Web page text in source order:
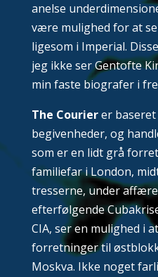
anelse
være mulighed for at
ligesom i Imperial.
jeg ikke ser Gentofte
min faste biografer i
The Courierer baseret
begivenheder, og
som er en lidt grå
familiefar i London,
tresserne, under
efterfølgende
CIA, ser en mulighed i
forretninger til
Moskva. Ikke noget